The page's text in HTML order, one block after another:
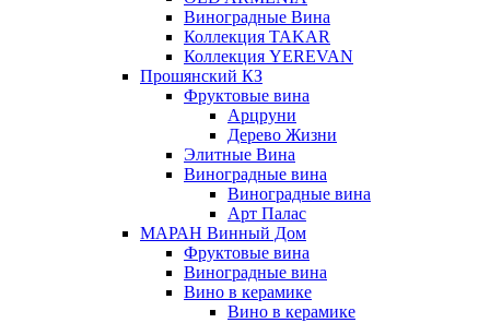
Виноградные Вина
Коллекция TAKAR
Коллекция YEREVAN
Прошянский КЗ
Фруктовые вина
Арцруни
Дерево Жизни
Элитные Вина
Виноградные вина
Виноградные вина
Арт Палас
МАРАН Винный Дом
Фруктовые вина
Виноградные вина
Вино в керамике
Вино в керамике